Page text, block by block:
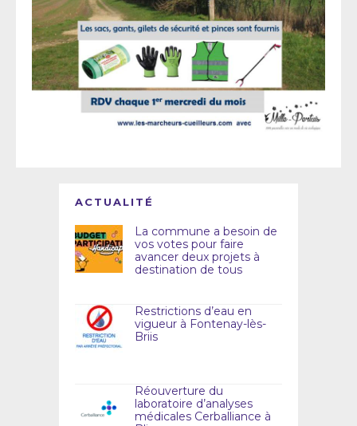
ACTUALITÉ
La commune a besoin de
vos votes pour faire
avancer deux projets à
destination de tous
Restrictions d’eau en
vigueur à Fontenay-lès-
Briis
Réouverture du
laboratoire d’analyses
médicales Cerballiance à